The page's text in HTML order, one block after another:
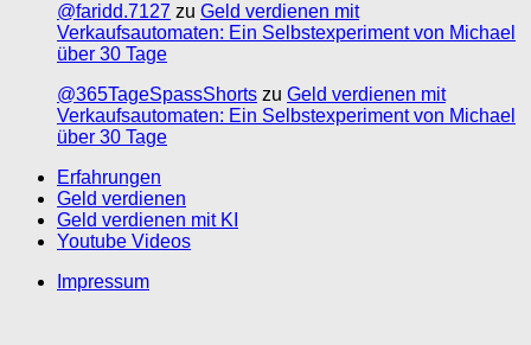
@faridd.7127 zu Geld verdienen mit
Verkaufsautomaten: Ein Selbstexperiment von Michael
über 30 Tage
@365TageSpassShorts zu Geld verdienen mit
Verkaufsautomaten: Ein Selbstexperiment von Michael
über 30 Tage
Erfahrungen
Geld verdienen
Geld verdienen mit KI
Youtube Videos
Impressum